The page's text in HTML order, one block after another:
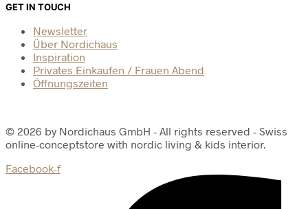
GET IN TOUCH
Newsletter
Über Nordichaus
Inspiration
Privates Einkaufen / Frauen Abend
Öffnungszeiten
© 2026 by Nordichaus GmbH - All rights reserved - Swiss
online-conceptstore with nordic living & kids interior.
Facebook-f